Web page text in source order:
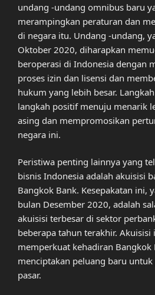
undang -undang omnibus baru
merampingkan peraturan dan
di negara itu. Undang -undang,
Oktober 2020, diharapkan
beroperasi di Indonesia dengan
proses izin dan lisensi dan
hukum yang lebih besar.
langkah positif menuju menarik
asing dan mempromosikan
negara ini.
Peristiwa penting lainnya yang
bisnis Indonesia adalah akuisisi
Bangkok Bank. Kesepakatan ini,
bulan Desember 2020, adalah
akuisisi terbesar di sektor
beberapa tahun terakhir.
memperkuat kehadiran Bangkok
menciptakan peluang baru
pasar.